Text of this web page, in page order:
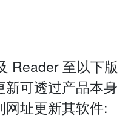
Reader 至以下版
可透过产品本身
址更新其软件: